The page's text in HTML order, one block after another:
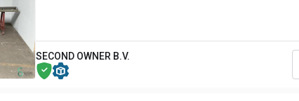
SECOND OWNER B.V.